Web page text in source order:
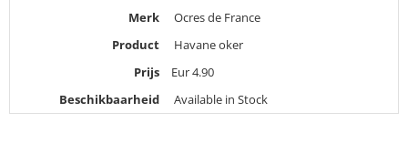
Merk
Ocres de France
Product
Havane oker
Prijs
Eur4.90
Beschikbaarheid
Available in Stock